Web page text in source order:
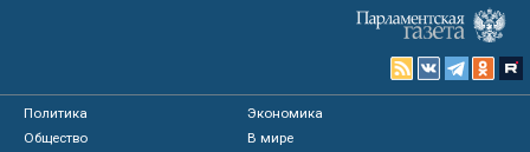
Политика
Экономика
Общество
В мире